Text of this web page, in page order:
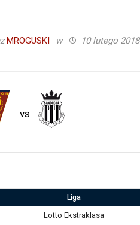
MROGUSKI w 10 lutego 2018
vs
Liga
Lotto Ekstraklasa